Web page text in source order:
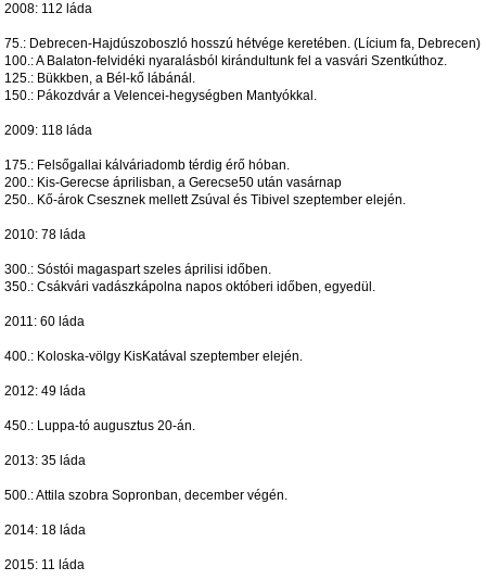
2008: 112 láda
75.: Debrecen-Hajdúszoboszló hosszú hétvége keretében. (Lícium fa, Debrecen)
100.: A Balaton-felvidéki nyaralásból kirándultunk fel a vasvári Szentkúthoz.
125.: Bükkben, a Bél-kő lábánál.
150.: Pákozdvár a Velencei-hegységben Mantyókkal.
2009: 118 láda
175.: Felsőgallai kálváriadomb térdig érő hóban.
200.: Kis-Gerecse áprilisban, a Gerecse50 után vasárnap
250.. Kő-árok Csesznek mellett Zsúval és Tibivel szeptember elején.
2010: 78 láda
300.: Sóstói magaspart szeles áprilisi időben.
350.: Csákvári vadászkápolna napos októberi időben, egyedül.
2011: 60 láda
400.: Koloska-völgy KisKatával szeptember elején.
2012: 49 láda
450.: Luppa-tó augusztus 20-án.
2013: 35 láda
500.: Attila szobra Sopronban, december végén.
2014: 18 láda
2015: 11 láda